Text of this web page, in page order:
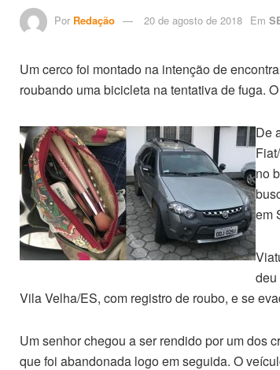
Por Redação 20 de agosto de 2018 Em
Um cerco foi montado na intenção de
roubando uma bicicleta na tentativa de fuga.
De
no
em
deu
Vila Velha/ES, com registro de roubo, e se
Um senhor chegou a ser rendido por um dos
que foi abandonada logo em seguida. O